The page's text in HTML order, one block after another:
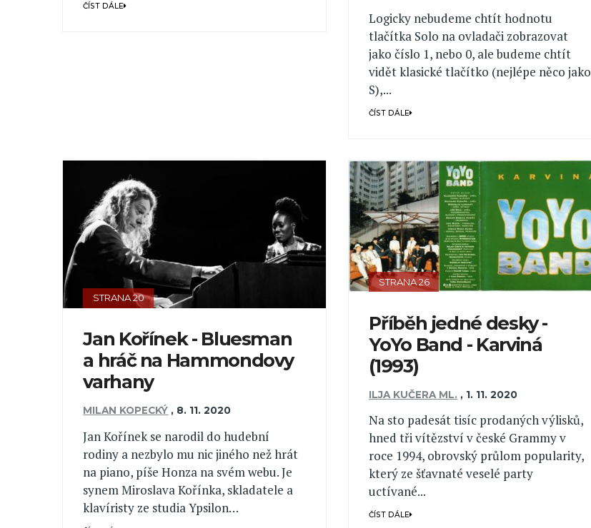
ČÍST DÁLE
Logicky nebudeme chtít hodnotu
tlačítka Solo na ovladači zobrazovat
jako číslo 1, nebo 0, ale budeme chtít
vidět klasické tlačítko (nejlépe něco jako
S),...
ČÍST DÁLE
STRANA 20
Jan Kořínek - Bluesman
a hráč na Hammondovy
varhany
MILAN KOPECKÝ , 8. 11. 2020
Jan Kořínek se narodil do hudební
rodiny a nezbylo mu nic jiného než hrát
na piano, píše Honza na svém webu. Je
synem Miroslava Kořínka, skladatele a
klavíristy ze studia Ypsilon…
STRANA 26
Příběh jedné desky -
YoYo Band - Karviná
(1993)
ILJA KUČERA ML. , 1. 11. 2020
Na sto padesát tisíc prodaných výlisků,
hned tři vítězství v české Grammy v
roce 1994, obrovský průlom popularity,
který ze šťavnaté veselé party
uctívané...
ČÍST DÁLE